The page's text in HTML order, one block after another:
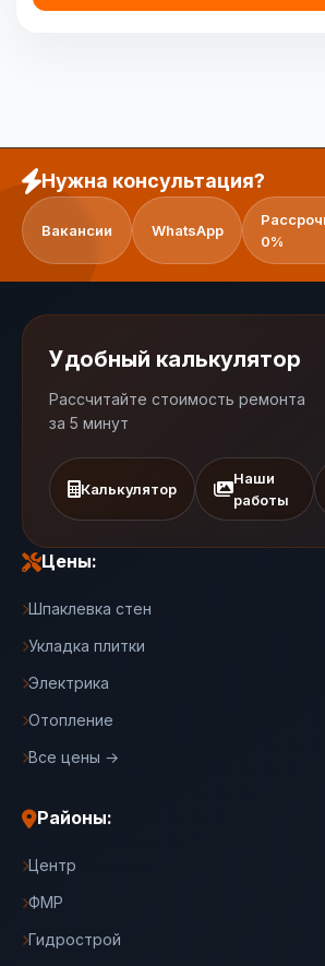
Нужна консультация?
Вакансии WhatsApp
0%
Удобный калькулятор
Рассчитайте стоимость ремонта
за 5 минут
Калькулятор
Наши
работы
Цены:
Шпаклевка стен
Укладка плитки
Электрика
Отопление
Все цены →
Районы:
Центр
ФМР
Гидрострой